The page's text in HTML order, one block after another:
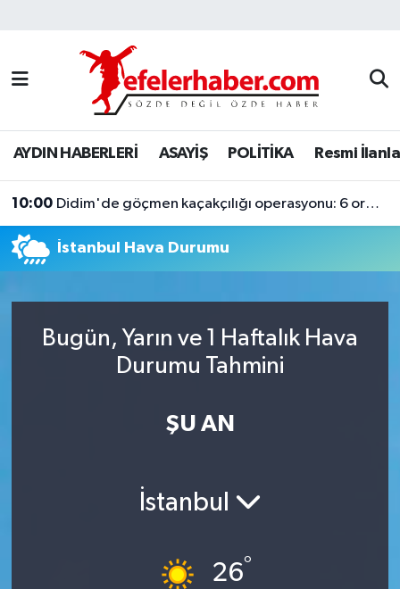
AYDIN HABERLERİ ASAYİŞ POLİTİKA Resmi
10:00 Didim'de göçmen kaçakçılığı operasyonu: 6 organizatör tutuklandı
İstanbul Hava Durumu
Bugün, Yarın ve 1 Haftalık Hava
Durumu Tahmini
ŞU AN
İstanbul
26°
Nöbetçi Eczaneler
Hava Durumu
Aydin Namaz Vakitleri
Trafik Durumu
Süper Lig Puan Durumu ve Fikstür
Son Dakika Haberleri